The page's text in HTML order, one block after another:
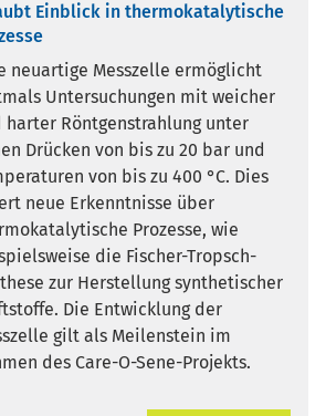
Einblick in thermokatalytische
neuartige Messzelle ermöglicht
Untersuchungen mit weicher
harter Röntgenstrahlung unter
Drücken von bis zu 20 bar und
von bis zu 400 °C. Dies
neue Erkenntnisse über
Prozesse, wie
die Fischer-Tropsch-
zur Herstellung synthetischer
Die Entwicklung der
gilt als Meilenstein im
des Care-O-Sene-Projekts.